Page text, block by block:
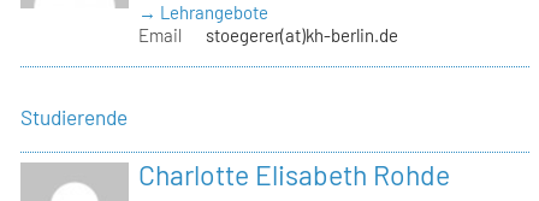
→ Lehrangebote
Email
stoegerer(at)kh-berlin.de
Studierende
Charlotte Elisabeth Rohde